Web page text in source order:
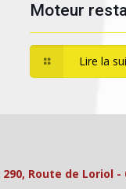
Moteur
Lire la
290, Route de Loriol -